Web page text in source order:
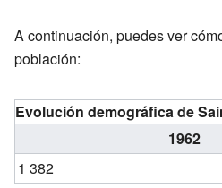
A continuación, puedes ver
población:
Evolución demográfica de
1962
1 382